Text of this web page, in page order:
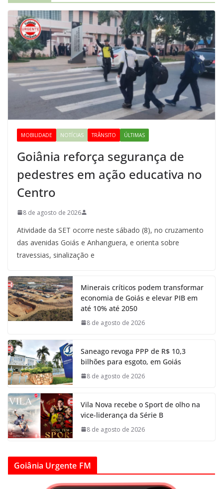
MOBILIDADE NOTÍCIAS TRÂNSITO ÚLTIMAS
Goiânia reforça segurança de
pedestres em ação educativa no
Centro
8 de agosto de 2026
Atividade da SET ocorre neste sábado (8), no cruzamento
das avenidas Goiás e Anhanguera, e orienta sobre
travessias, sinalização e
Minerais críticos podem transformar
economia de Goiás e elevar PIB em
até 10% até 2050
8 de agosto de 2026
Saneago revoga PPP de R$ 10,3
bilhões para esgoto, em Goiás
8 de agosto de 2026
Vila Nova recebe o Sport de olho na
vice-liderança da Série B
8 de agosto de 2026
Goiânia Urgente FM